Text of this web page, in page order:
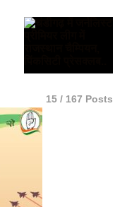
15 / 167 Posts